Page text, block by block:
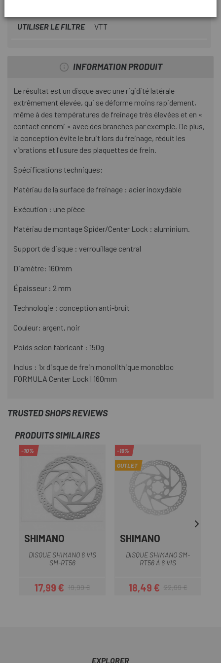
UTILISER LE FILTRE VTT
INFORMATION PRODUIT
Le résultat est un disque avec une rigidité latérale
extrêmement élevée, qui se déforme moins rapidement,
même à des températures de freinage très élevées et en «
contact ennemi » avec des branches par exemple. De plus,
la conception évite le bruit lors du freinage, réduit les
vibrations et l'usure des plaquettes de frein.
Spécifications techniques:
Matériau de la surface de freinage : acier inoxydable
Exécution : une pièce
Matériau de montage Spider/Center Lock : aluminium.
Support de disque : verrouillage central
Diamètre: 160mm
Épaisseur : 2 mm
Technologie : conception anti-bruit
Couleur: argent, noir
Poids selon fabricant : 150g
Inclus : 1x disque de frein monolithique monobloc
FORMULA Center Lock | 160mm
TRUSTED SHOPS REVIEWS
PRODUITS SIMILAIRES
-10%
SHIMANO
DISQUE SHIMANO 6 VIS
SM-RT56
Prix
17,99 €Prix habituel
19,99 €
-19%
OUTLET
SHIMANO
DISQUE SHIMANO SM-
RT56 À 6 VIS
Prix
18,49 €Prix habituel
22,99 €
EXPLORER